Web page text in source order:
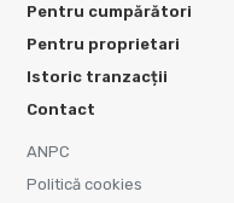
Pentru cumpărători
Pentru proprietari
Istoric tranzacții
Contact
ANPC
Politică cookies